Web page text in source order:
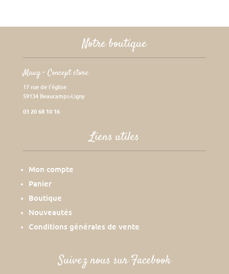
était : est :
Notre boutique
Maug – Concept store
17 rue de l’église
59134 Beaucamps-Ligny
03 20 68 10 16
Liens utiles
Mon compte
Panier
Boutique
Nouveautés
Conditions générales de vente
Suivez nous sur Facebook